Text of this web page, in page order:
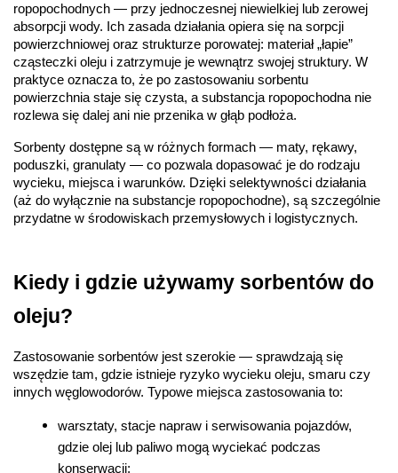
ropopochodnych — przy jednoczesnej niewielkiej lub zerowej
absorpcji wody. Ich zasada działania opiera się na sorpcji
powierzchniowej oraz strukturze porowatej: materiał „łapie”
cząsteczki oleju i zatrzymuje je wewnątrz swojej struktury. W
praktyce oznacza to, że po zastosowaniu sorbentu
powierzchnia staje się czysta, a substancja ropopochodna nie
rozlewa się dalej ani nie przenika w głąb podłoża.
Sorbenty dostępne są w różnych formach — maty, rękawy,
poduszki, granulaty — co pozwala dopasować je do rodzaju
wycieku, miejsca i warunków. Dzięki selektywności działania
(aż do wyłącznie na substancje ropopochodne), są szczególnie
przydatne w środowiskach przemysłowych i logistycznych.
Kiedy i gdzie używamy sorbentów do
oleju?
Zastosowanie sorbentów jest szerokie — sprawdzają się
wszędzie tam, gdzie istnieje ryzyko wycieku oleju, smaru czy
innych węglowodorów. Typowe miejsca zastosowania to:
warsztaty, stacje napraw i serwisowania pojazdów,
gdzie olej lub paliwo mogą wyciekać podczas
konserwacji;